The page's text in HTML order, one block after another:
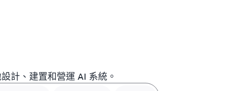
計、建置和營運 AI 系統。